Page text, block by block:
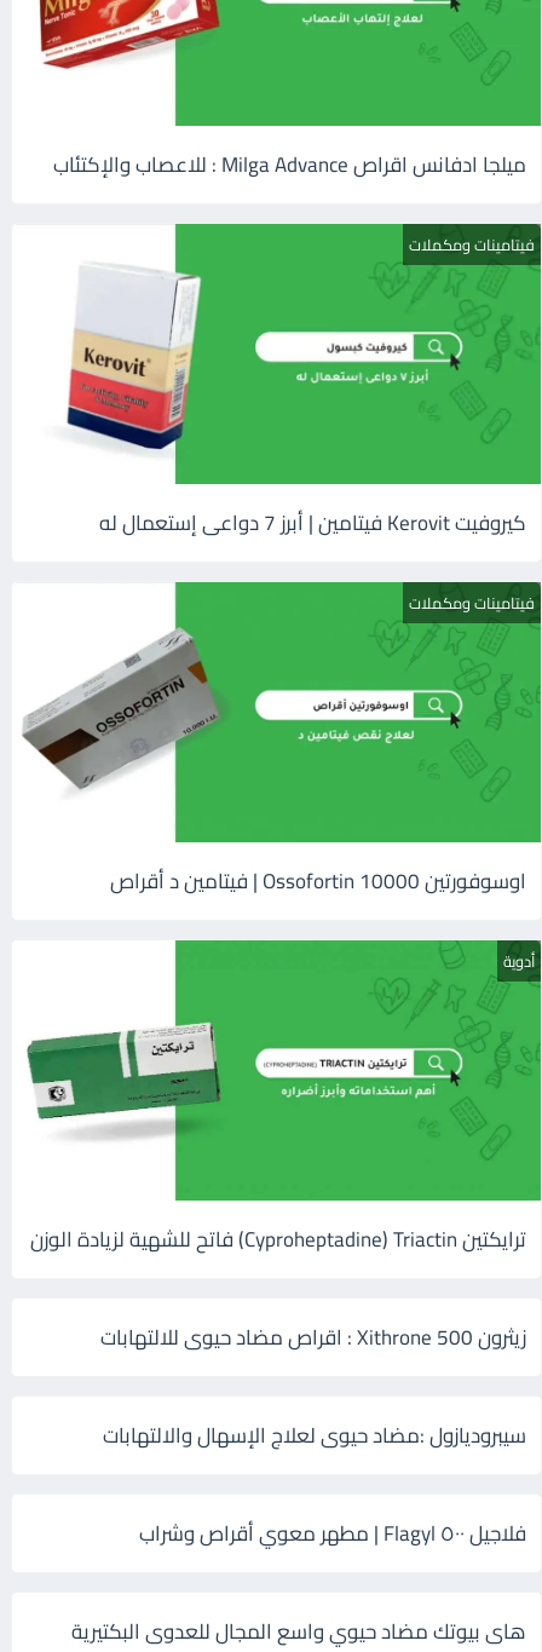
ميلجا ادفانس اقراص Milga Advance : للاعصاب والإكتئاب
فيتامينات ومكملات
كيروفيت Kerovit فيتامين | أبرز 7 دواعى إستعمال له
فيتامينات ومكملات
اوسوفورتين 10000 Ossofortin | فيتامين د أقراص
أدوية
ترايكتين Cyproheptadine) Triactin) فاتح للشهية لزيادة الوزن
زيثرون 500 Xithrone : اقراص مضاد حيوى للالتهابات
سيبروديازول :مضاد حيوى لعلاج الإسهال والالتهابات
فلاجيل ٥٠٠ Flagyl | مطهر معوي أقراص وشراب
هاى بيوتك مضاد حيوي واسع المجال للعدوى البكتيرية